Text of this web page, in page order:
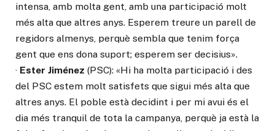
intensa, amb molta gent, amb una participació molt
més alta que altres anys. Esperem treure un parell de
regidors almenys, perquè sembla que tenim força
gent que ens dona suport; esperem ser decisius».
· Ester Jiménez (PSC): «Hi ha molta participació i des
del PSC estem molt satisfets que sigui més alta que
altres anys. El poble està decidint i per mi avui és el
dia més tranquil de tota la campanya, perquè ja està la